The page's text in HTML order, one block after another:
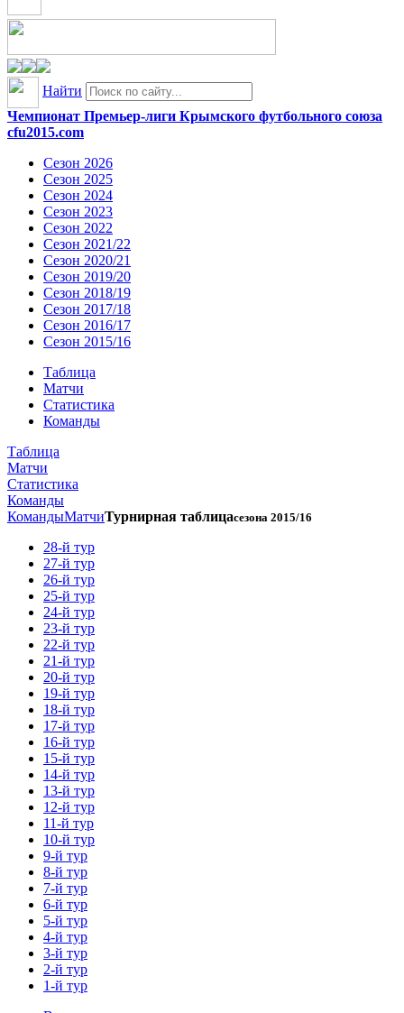
Найти
Чемпионат Премьер-лиги Крымского футбольного союза
cfu2015.com
Сезон 2026
Сезон 2025
Сезон 2024
Сезон 2023
Сезон 2022
Сезон 2021/22
Сезон 2020/21
Сезон 2019/20
Сезон 2018/19
Сезон 2017/18
Сезон 2016/17
Сезон 2015/16
Таблица
Матчи
Статистика
Команды
Таблица
Матчи
Статистика
Команды
КомандыМатчиТурнирная таблицасезона 2015/16
28-й тур
27-й тур
26-й тур
25-й тур
24-й тур
23-й тур
22-й тур
21-й тур
20-й тур
19-й тур
18-й тур
17-й тур
16-й тур
15-й тур
14-й тур
13-й тур
12-й тур
11-й тур
10-й тур
9-й тур
8-й тур
7-й тур
6-й тур
5-й тур
4-й тур
3-й тур
2-й тур
1-й тур